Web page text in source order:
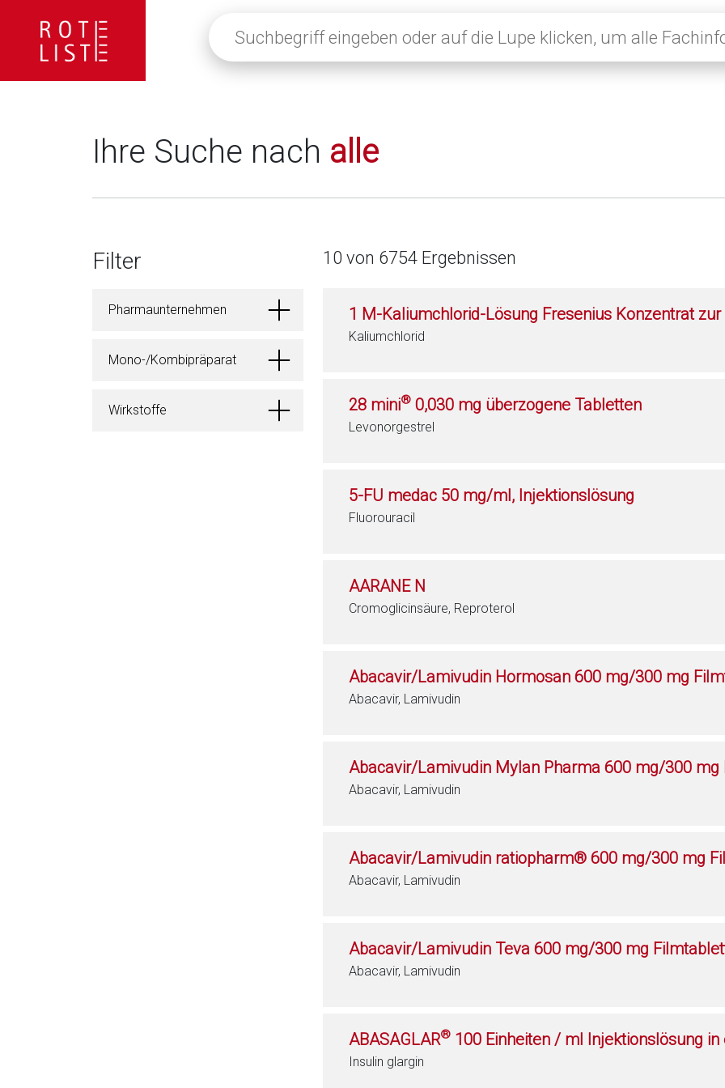
eingeben
oder
klicken,
Fachinformationen
Ihre Suche nach alle
Filter
Pharmaunternehmen
Mono-/Kombipräparat
Wirkstoffe
10 von 6754 Ergebnissen
1 M-Kaliumchlorid-Lösung Fresenius Konzentrat
Kaliumchlorid
28 mini® 0,030 mg überzogene Tabletten
Levonorgestrel
5-FU medac 50 mg/ml, Injektionslösung
Fluorouracil
AARANE N
Cromoglicinsäure, Reproterol
Abacavir/Lamivudin Hormosan 600 mg/300 mg
Abacavir, Lamivudin
Abacavir/Lamivudin Mylan Pharma 600 mg/300 mg
Abacavir, Lamivudin
Abacavir/Lamivudin ratiopharm® 600 mg/300 mg
Abacavir, Lamivudin
Abacavir/Lamivudin Teva 600 mg/300 mg
Abacavir, Lamivudin
ABASAGLAR® 100 Einheiten / ml Injektionslösung
Insulin glargin